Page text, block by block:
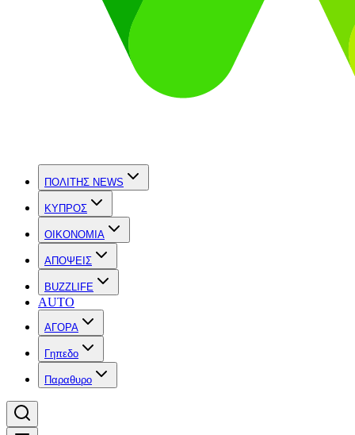
ΠΟΛΙΤΗΣ NEWS
ΚΥΠΡΟΣ
OIKONOMIA
ΑΠΟΨΕΙΣ
BUZZLIFE
AUTO
ΑΓΟΡΑ
Γηπεδο
Παραθυρο